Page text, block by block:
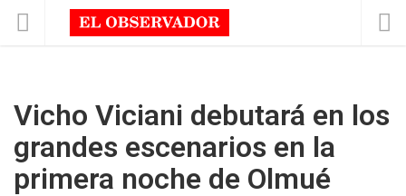
Vicho Viciani debutará en los
grandes escenarios en la
primera noche de Olmué